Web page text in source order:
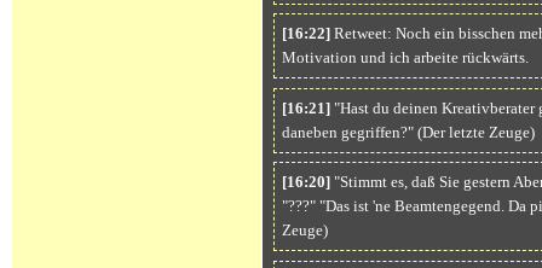
[16:22]Retweet: Noch ein bisschen
Motivation und ich arbeite rückwärts.
[16:21]"Hast du deinen Kreativberater
daneben gegriffen?" (Der letzte Zeuge)
[16:20]"Stimmt es, daß Sie gestern
"???" "Das ist 'ne Beamtengegend. Da
Zeuge)